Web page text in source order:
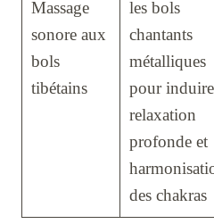
Massage
sonore aux
bols
tibétains
les bols
chantants
métalliques
pour induire
relaxation
profonde et
des chakras